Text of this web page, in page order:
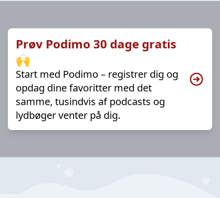
Prøv Podimo 30 dage gratis
🙌
Start med Podimo – registrer dig og
opdag dine favoritter med det
samme, tusindvis af podcasts og
lydbøger venter på dig.